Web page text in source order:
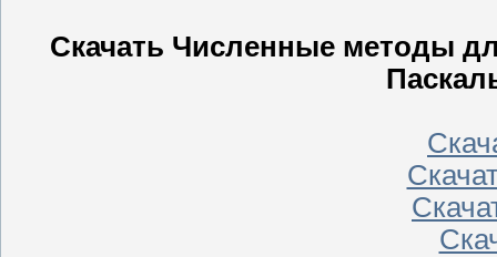
Скачать Численные методы